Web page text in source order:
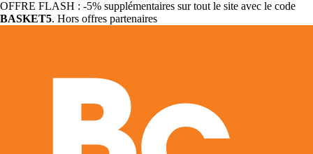
OFFRE FLASH : -5% supplémentaires sur tout le site avec le code
BASKET5. Hors offres partenaires